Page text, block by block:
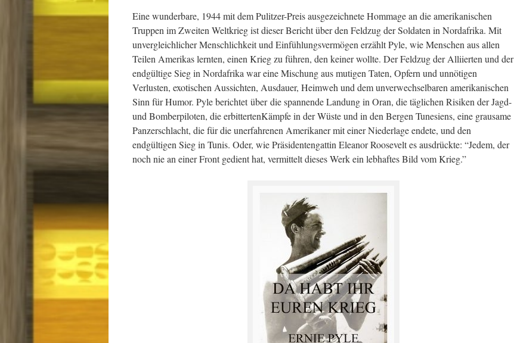
Eine wunderbare, 1944 mit dem Pulitzer-Preis ausgezeichnete Hommage an die amerikanischen
Truppen im Zweiten Weltkrieg ist dieser Bericht über den Feldzug der Soldaten in Nordafrika. Mit
unvergleichlicher Menschlichkeit und Einfühlungsvermögen erzählt Pyle, wie Menschen aus allen
Teilen Amerikas lernten, einen Krieg zu führen, den keiner wollte. Der Feldzug der Alliierten und der
endgültige Sieg in Nordafrika war eine Mischung aus mutigen Taten, Opfern und unnötigen
Verlusten, exotischen Aussichten, Ausdauer, Heimweh und dem unverwechselbaren amerikanischen
Sinn für Humor. Pyle berichtetüberdie spannende Landung in Oran, die täglichen Risiken der Jagd-
und Bomberpiloten, die erbittertenKämpfe in der Wüste und in den Bergen Tunesiens, eine grausame
Panzerschlacht, die für die unerfahrenen Amerikaner mit einer Niederlage endete, und den
endgültigen Sieg in Tunis. Oder, wie Präsidentengattin Eleanor Roosevelt es ausdrückte: “Jedem, der
noch nie an einer Front gedient hat, vermittelt dieses Werk ein lebhaftes Bild vom Krieg.”